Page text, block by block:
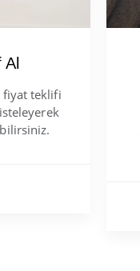
Al
fiyat teklifi